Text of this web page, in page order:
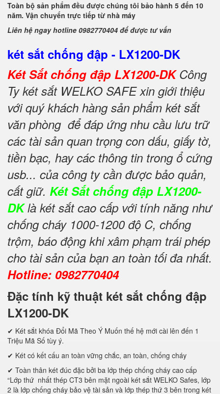
Toàn bộ sản phẩm đều được chúng tôi bảo hành 5 đến 10
năm. Vận chuyển trực tiếp từ nhà máy
Liên hệ ngay hotline 0982770404 để được tư vấn
két sắt chống đập - LX1200-DK
Két Sắt chống đập LX1200-DKCông
Ty két sắt WELKO SAFE xin giới thiệu
với quý khách hàng sản phẩm két sắt
văn phòng để đáp ứng nhu cầu lưu trữ
các tài sản quan trọng con dấu, giấy tờ,
tiền bạc, hay các thông tin trong ổ cứng
usb... của công ty cần được bảo quản,
cất giữ. Két Sắt chống đập LX1200-
DKlà két sắt cao cấp với tính năng như
chống cháy 1000-1200 độ C, chống
trộm, báo động khi xâm phạm trái phép
cho tài sản của bạn an toàn tối đa nhất.
Hotline: 0982770404
Đặc tính kỹ thuật két sắt chống đập
LX1200-DK
✔ Két sắt khóa Đổi Mã Theo Ý Muốn thế hệ mới cài lên đến 1
Triệu Mã Số tùy ý.
✔ Két có kết cấu an toàn vững chắc, an toàn, chống cháy
✔ Toàn thân két đúc đặc bởi ba lớp thép chống cháy cao cấp
“Lớp thứ nhất thép CT3 bên mặt ngoài két sắt WELKO Safes, lớp
2 là lớp chống cháy bảo vệ tài sản và lớp thép thứ 3 bên trong két